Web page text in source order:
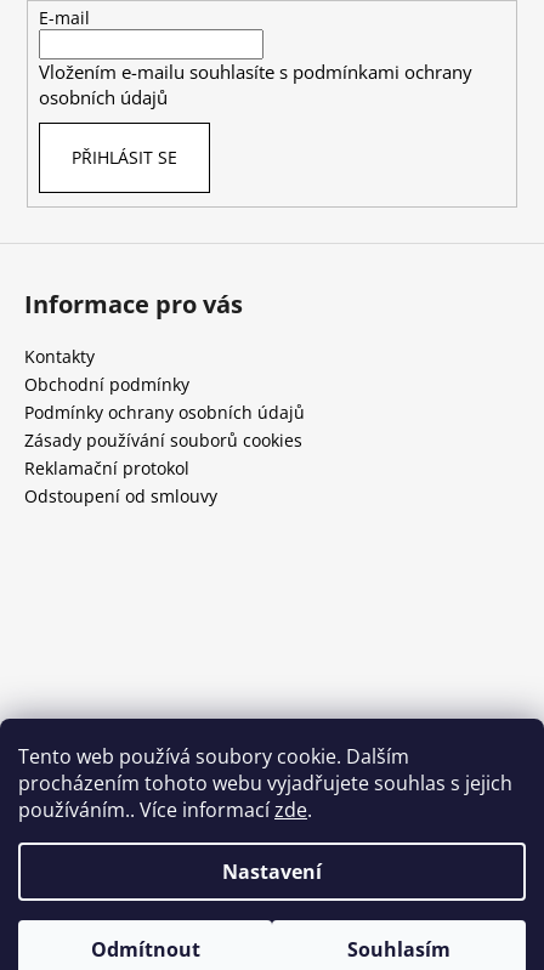
Tento web používá soubory cookie. Dalším
procházením tohoto webu vyjadřujete souhlas s jejich
používáním.. Více informacízde.
Nastavení
Odmítnout Souhlasím
E-mail
Vložením e-mailu souhlasíte s podmínkami ochrany
osobních údajů
PŘIHLÁSIT SE
Informace pro vás
Kontakty
Obchodní podmínky
Podmínky ochrany osobních údajů
Zásady používání souborů cookies
Reklamační protokol
Odstoupení od smlouvy
Copyright 2026DOORNITE . Všechna práva vyhrazena.